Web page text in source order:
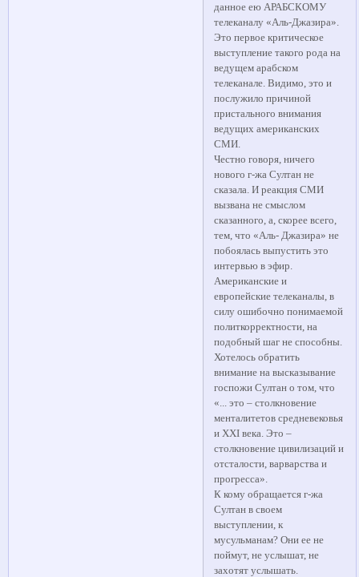
данное ею АРАБСКОМУ
телеканалу «Аль-Джазира».
Это первое критическое
выступление такого рода на
ведущем арабском
телеканале. Видимо, это и
послужило причиной
пристального внимания
ведущих американских
СМИ.
Честно говоря, ничего
нового г-жа Султан не
сказала. И реакция СМИ
вызвана не смыслом
сказанного, а, скорее всего,
тем, что «Аль- Джазира» не
побоялась выпустить это
интервью в эфир.
Американские и
европейские телеканалы, в
силу ошибочно понимаемой
политкорректности, на
подобный шаг не способны.
Хотелось обратить
внимание на высказывание
госпожи Султан о том, что
«... это – столкновение
менталитетов средневековья
и XXI века. Это –
столкновение цивилизаций и
отсталости, варварства и
прогресса».
К кому обращается г-жа
Султан в своем
выступлении, к
мусульманам? Они ее не
поймут, не услышат, не
захотят услышать.